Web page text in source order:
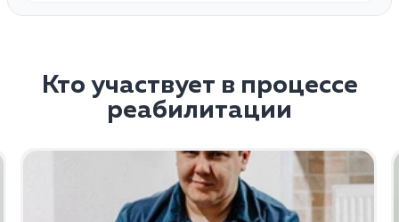
Кто участвует в процессе
реабилитации